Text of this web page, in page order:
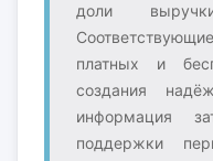
доли
платных и
создания
информация
поддержки